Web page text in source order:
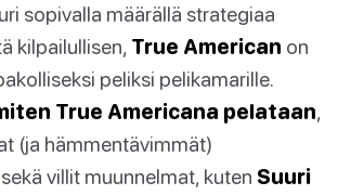
sopivalla määrällä strategiaa
kilpailullisen, True American on
peliksi pelikamarille.
True Americana pelataan,
(ja hämmentävimmät)
villit muunnelmat, kuten Suuri